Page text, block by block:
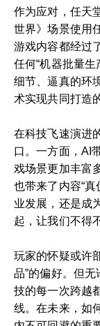
作为应对，任天
世界》场景使用
游戏内容都经过
任何“机器批量
细节、逼真的环
术实现共同打造
在科技飞速演进
口。一方面，AI
戏场景更加丰富
也带来了内容“
业发展，还是成
起，让我们不得
玩家的怀疑或许
品”的偏好。但
技的每一次跨越
线。在未来，如